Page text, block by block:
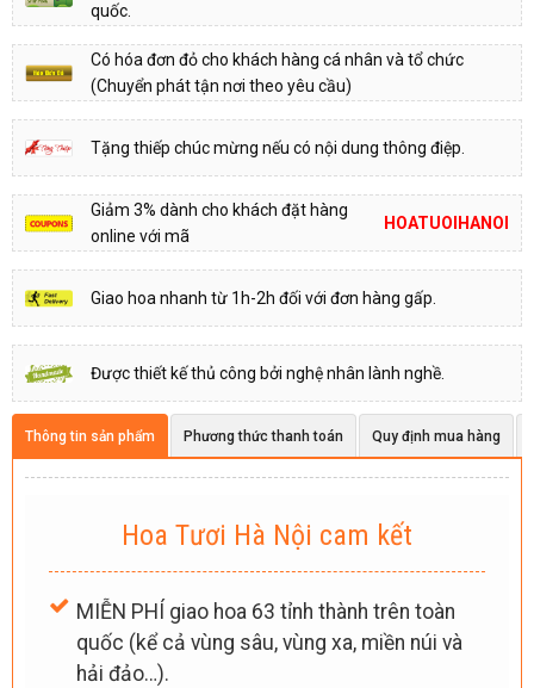
quốc.
Có hóa đơn đỏ cho khách hàng cá nhân và tổ chức
(Chuyển phát tận nơi theo yêu cầu)
Tặng thiếp chúc mừng nếu có nội dung thông điệp.
Giảm 3% dành cho khách đặt hàng
online với mã
HOATUOIHANOI
Giao hoa nhanh từ 1h-2h đối với đơn hàng gấp.
Được thiết kế thủ công bởi nghệ nhân lành nghề.
Thông tin sản phẩm Phương thức thanh toán Quy định mua hàng
Hoa Tươi Hà Nội cam kết
MIỄN PHÍ giao hoa 63 tỉnh thành trên toàn
quốc (kể cả vùng sâu, vùng xa, miền núi và
hải đảo…).